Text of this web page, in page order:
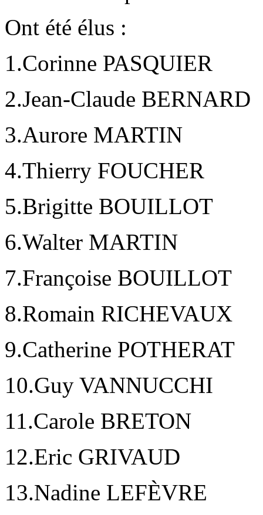
Ont été élus :
1.Corinne PASQUIER
2.Jean-Claude BERNARD
3.Aurore MARTIN
4.Thierry FOUCHER
5.Brigitte BOUILLOT
6.Walter MARTIN
7.Françoise BOUILLOT
8.Romain RICHEVAUX
9.Catherine POTHERAT
10.Guy VANNUCCHI
11.Carole BRETON
12.Eric GRIVAUD
13.Nadine LEFÈVRE